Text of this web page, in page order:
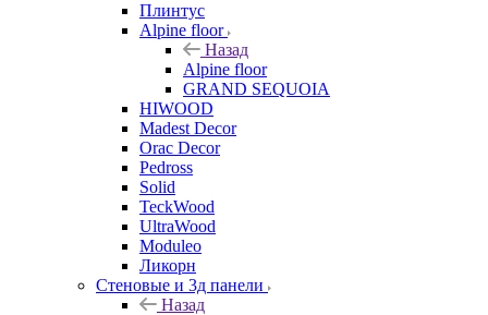
Плинтус
Alpine floor
Назад
Alpine floor
GRAND SEQUOIA
HIWOOD
Madest Decor
Orac Decor
Pedross
Solid
TeckWood
UltraWood
Moduleo
Ликорн
Стеновые и 3д панели
Назад